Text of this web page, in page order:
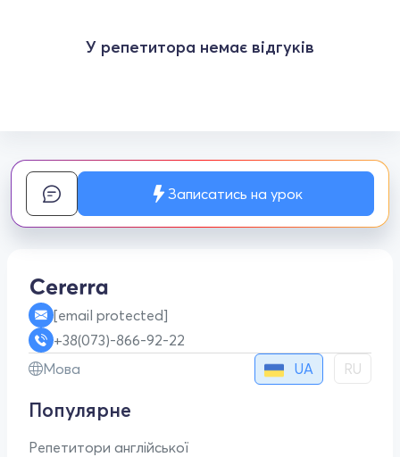
У репетитора немає відгуків
Записатись на урок
[email protected]
+38(073)-866-92-22
Мова
UA RU
Популярне
Репетитори англійської